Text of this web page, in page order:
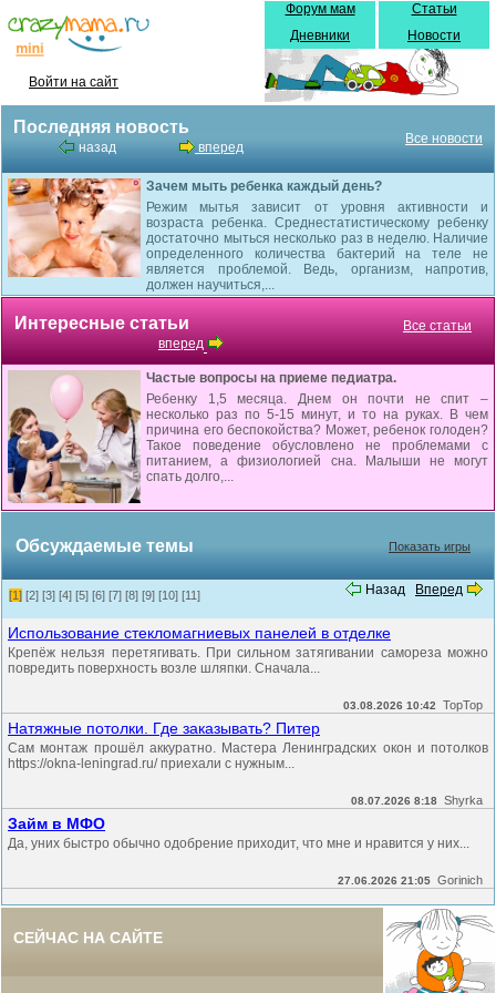
Войти на сайт
Форум мам
Дневники
Статьи
Новости
Последняя новость
назад вперед
Все новости
Зачем мыть ребенка каждый день?
Режим мытья зависит от уровня активности и
возраста ребенка. Среднестатистическому ребенку
достаточно мыться несколько раз в неделю. Наличие
определенного количества бактерий на теле не
является проблемой. Ведь, организм, напротив,
должен научиться,...
Интересные статьи
вперед
Все статьи
Частые вопросы на приеме педиатра.
Ребенку 1,5 месяца. Днем он почти не спит –
несколько раз по 5-15 минут, и то на руках. В чем
причина его беспокойства? Может, ребенок голоден?
Такое поведение обусловлено не проблемами с
питанием, а физиологией сна. Малыши не могут
спать долго,...
Обсуждаемые темы Показать игры
Назад Вперед
[1] [2] [3] [4] [5] [6] [7] [8] [9] [10] [11]
Использование стекломагниевых панелей в отделке
Крепёж нельзя перетягивать. При сильном затягивании самореза можно
повредить поверхность возле шляпки. Сначала...
03.08.2026 10:42 TopTop
Натяжные потолки. Где заказывать? Питер
Сам монтаж прошёл аккуратно. Мастера Ленинградских окон и потолков
https://okna-leningrad.ru/ приехали с нужным...
08.07.2026 8:18 Shyrka
Займ в МФО
Да, уних быстро обычно одобрение приходит, что мне и нравится у них...
27.06.2026 21:05 Gorinich
СЕЙЧАС НА САЙТЕ